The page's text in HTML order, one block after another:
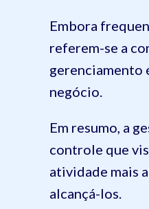
Embora
referem-se a
gerenciamento
negócio.
Em resumo, a
controle que
atividade mais
alcançá-los.